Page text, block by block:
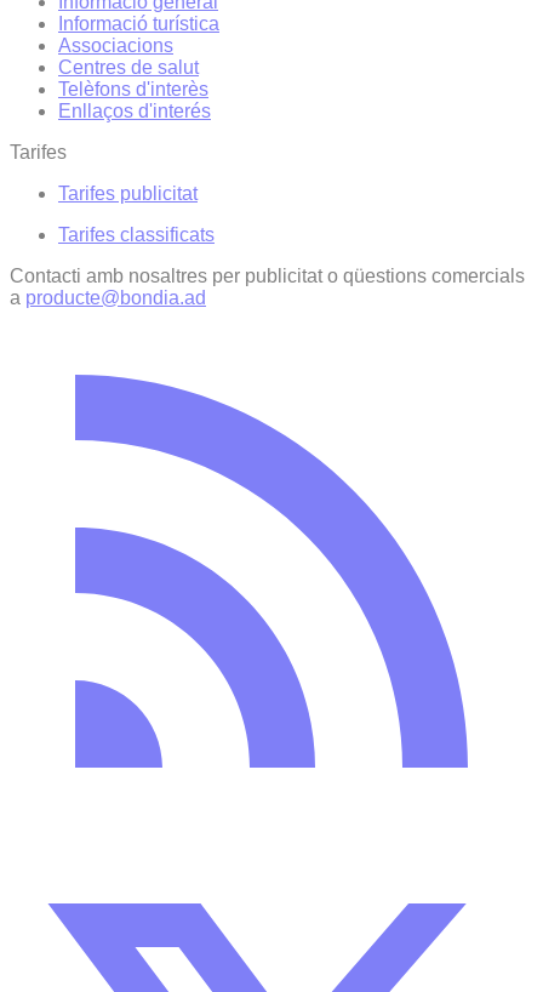
Informació turística
Associacions
Centres de salut
Telèfons d'interès
Enllaços d'interés
Tarifes
Tarifes publicitat
Tarifes classificats
Contacti amb nosaltres per publicitat o qüestions comercials
a producte@bondia.ad